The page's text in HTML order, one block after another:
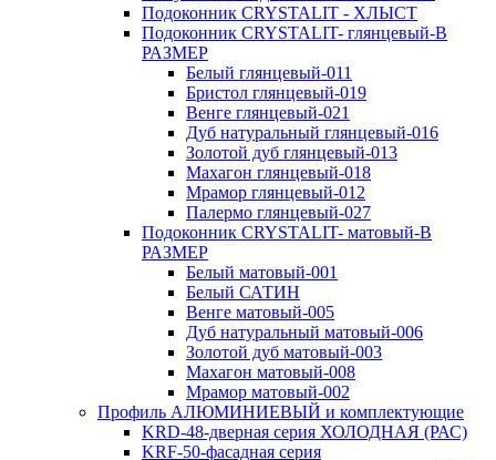
Подоконник CRYSTALIT - ХЛЫСТ
Подоконник CRYSTALIT- глянцевый-В
РАЗМЕР
Белый глянцевый-011
Бристол глянцевый-019
Венге глянцевый-021
Дуб натуральный глянцевый-016
Золотой дуб глянцевый-013
Махагон глянцевый-018
Мрамор глянцевый-012
Палермо глянцевый-027
Подоконник CRYSTALIT- матовый-В
РАЗМЕР
Белый матовый-001
Белый САТИН
Венге матовый-005
Дуб натуральный матовый-006
Золотой дуб матовый-003
Махагон матовый-008
Мрамор матовый-002
Профиль АЛЮМИНИЕВЫЙ и комплектующие
KRD-48-дверная серия ХОЛОДНАЯ (РАС)
KRF-50-фасадная серия